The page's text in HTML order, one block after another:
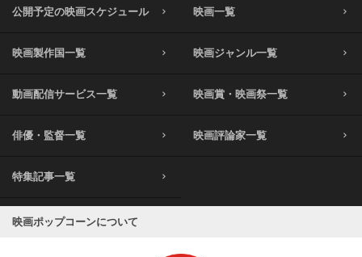
公開予定の映画スケジュール 映画一覧
映画製作国一覧 映画ジャンル一覧
動画配信サービス一覧 映画賞・映画祭一覧
俳優・監督一覧 映画評論家一覧
特集記事一覧
映画ポップコーンについて